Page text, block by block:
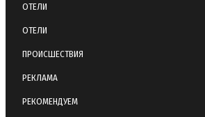
ОТЕЛИ
ОТЕЛИ
ПРОИСШЕСТВИЯ
РЕКЛАМА
РЕКОМЕНДУЕМ